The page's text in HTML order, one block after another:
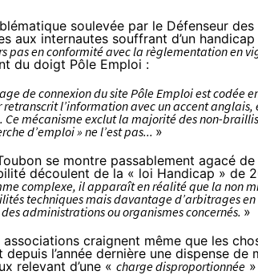
soulevée par le Défenseur
aux internautes souffrant d’un
pas en conformité avec la règlementation en
du doigt Pôle Emploi :
de connexion du site Pôle Emploi est codée
retranscrit l’information avec un accent
mécanisme exclut la majorité des non-
d’emploi » ne l’est pas... »
se montre passablement agacé
découlent de la « loi Handicap » de
complexe, il apparaît en réalité que la non
techniques mais davantage d’arbitrages
administrations ou organismes concernés. »
craignent même que les
depuis l’année dernière une dispense
relevant d’une « charge disproportionnée